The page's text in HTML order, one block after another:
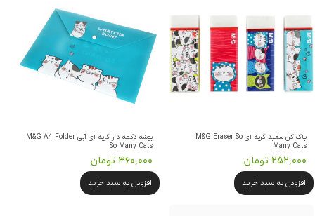
پاک کن سفید گربه ای M&G Eraser So
Many Cats
۲۵۲,۰۰۰ تومان
افزودن به سبد خرید
پوشه دکمه دار گربه ای آبی M&G A4 Folder
So Many Cats
۳۶۰,۰۰۰ تومان
افزودن به سبد خرید